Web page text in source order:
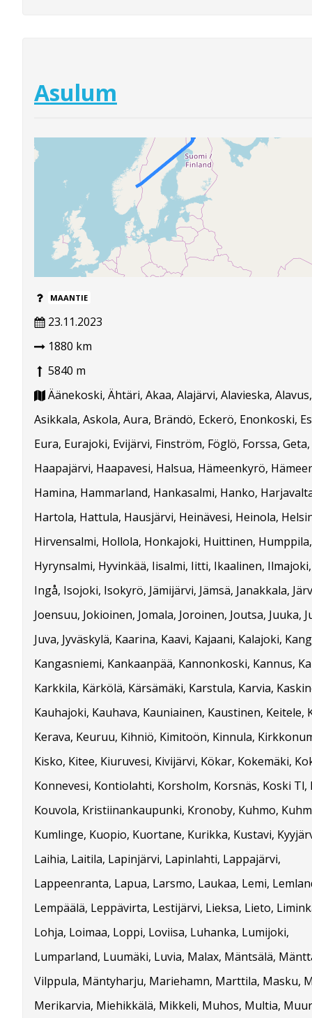
Asulum
MAANTIE
23.11.2023
1880 km
5840 m
Äänekoski, Ähtäri, Akaa, Alajärvi, Alavieska, Alavus,
Asikkala, Askola, Aura, Brändö, Eckerö, Enonkoski,
Eura, Eurajoki, Evijärvi, Finström, Föglö, Forssa, Geta,
Haapajärvi, Haapavesi, Halsua, Hämeenkyrö,
Hamina, Hammarland, Hankasalmi, Hanko,
Hartola, Hattula, Hausjärvi, Heinävesi, Heinola,
Hirvensalmi, Hollola, Honkajoki, Huittinen, Humppila,
Hyrynsalmi, Hyvinkää, Iisalmi, Iitti, Ikaalinen,
Ingå, Isojoki, Isokyrö, Jämijärvi, Jämsä, Janakkala,
Joensuu, Jokioinen, Jomala, Joroinen, Joutsa, Juuka,
Juva, Jyväskylä, Kaarina, Kaavi, Kajaani, Kalajoki,
Kangasniemi, Kankaanpää, Kannonkoski, Kannus,
Karkkila, Kärkölä, Kärsämäki, Karstula, Karvia,
Kauhajoki, Kauhava, Kauniainen, Kaustinen, Keitele,
Kerava, Keuruu, Kihniö, Kimitoön, Kinnula,
Kisko, Kitee, Kiuruvesi, Kivijärvi, Kökar, Kokemäki,
Konnevesi, Kontiolahti, Korsholm, Korsnäs, Koski Tl,
Kouvola, Kristiinankaupunki, Kronoby, Kuhmo,
Kumlinge, Kuopio, Kuortane, Kurikka, Kustavi,
Laihia, Laitila, Lapinjärvi, Lapinlahti, Lappajärvi,
Lappeenranta, Lapua, Larsmo, Laukaa, Lemi,
Lempäälä, Leppävirta, Lestijärvi, Lieksa, Lieto,
Lohja, Loimaa, Loppi, Loviisa, Luhanka, Lumijoki,
Lumparland, Luumäki, Luvia, Malax, Mäntsälä,
Vilppula, Mäntyharju, Mariehamn, Marttila, Masku,
Merikarvia, Miehikkälä, Mikkeli, Muhos, Multia,